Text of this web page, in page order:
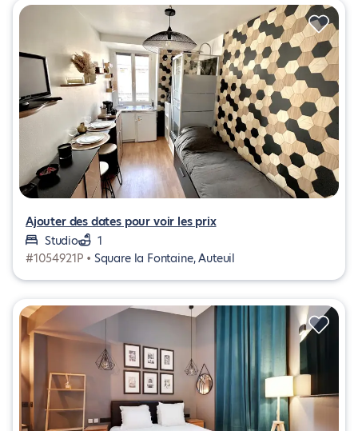
Ajouter des dates pour voir les prix
Studio
1
#1054921P • Square la Fontaine, Auteuil